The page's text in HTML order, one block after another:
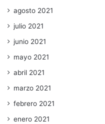
agosto 2021
julio 2021
junio 2021
mayo 2021
abril 2021
marzo 2021
febrero 2021
enero 2021